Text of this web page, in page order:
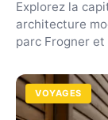
Explorez la
architecture
parc Frogner
VOYAGES